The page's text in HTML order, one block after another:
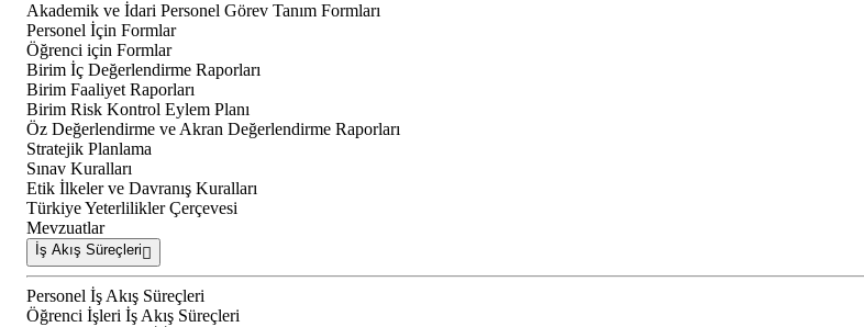
Akademik ve İdari Personel Görev Tanım Formları
Personel İçin Formlar
Öğrenci için Formlar
Birim İç Değerlendirme Raporları
Birim Faaliyet Raporları
Birim Risk Kontrol Eylem Planı
Öz Değerlendirme ve Akran Değerlendirme Raporları
Stratejik Planlama
Sınav Kuralları
Etik İlkeler ve Davranış Kuralları
Türkiye Yeterlilikler Çerçevesi
Mevzuatlar
İş Akış Süreçleri
Personel İş Akış Süreçleri
Öğrenci İşleri İş Akış Süreçleri